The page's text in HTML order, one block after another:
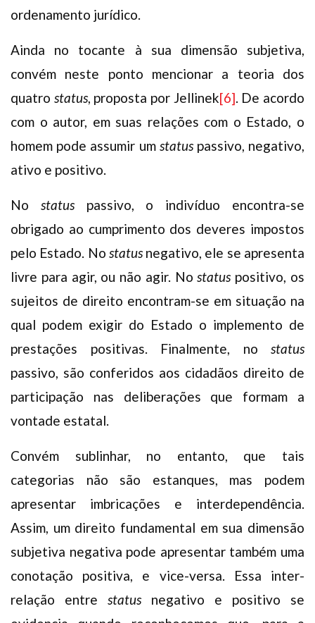
ordenamento jurídico.
Ainda no tocante à sua dimensão subjetiva,
convém neste ponto mencionar a teoria dos
quatro status, proposta por Jellinek[6]. De acordo
com o autor, em suas relações com o Estado, o
homem pode assumir um statuspassivo, negativo,
ativo e positivo.
No statuspassivo, o indivíduo encontra-se
obrigado ao cumprimento dos deveres impostos
pelo Estado. No statusnegativo, ele se apresenta
livre para agir, ou não agir. Nostatus positivo, os
sujeitos de direito encontram-se em situação na
qual podem exigir do Estado o implemento de
prestações positivas. Finalmente, no status
passivo, são conferidos aos cidadãos direito de
participação nas deliberações que formam a
vontade estatal.
Convém sublinhar, no entanto, que tais
categorias não são estanques, mas podem
apresentar imbricações e interdependência.
Assim, um direito fundamental em sua dimensão
subjetiva negativa pode apresentar também uma
conotação positiva, e vice-versa. Essa inter-
relação entre status negativo e positivo se